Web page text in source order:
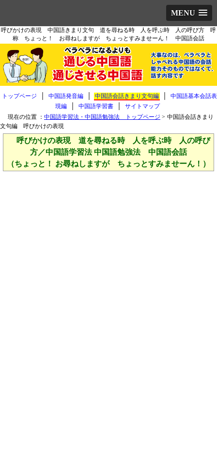
MENU
呼びかけの表現 中国語きまり文句 道を尋ねる時 人を呼ぶ時 人の呼び方 呼
称 ちょっと！ お尋ねしますが ちょっとすみませーん！ 中国語会話
トップページ 中国語発音編 中国語会話きまり文句編
中国語基本会話表
現編
中国語学習書
サイトマップ
現在の位置 ： 中国語学習法・中国語勉強法 トップページ > 中国語会話きまり
文句編 呼びかけの表現
呼びかけの表現 道を尋ねる時 人を呼ぶ時 人の呼び
方／中国語学習法 中国語勉強法 中国語会話
（ちょっと！ お尋ねしますが ちょっとすみませーん！）